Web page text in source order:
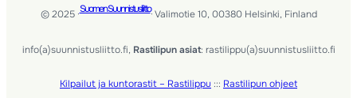
© 2025 ·Suomen Suunnistusliitto· Valimotie 10, 00380 Helsinki, Finland
info(a)suunnistusliitto.fi, Rastilipun asiat: rastilippu(a)suunnistusliitto.fi
Kilpailut ja kuntorastit – Rastilippu ::: Rastilipun ohjeet